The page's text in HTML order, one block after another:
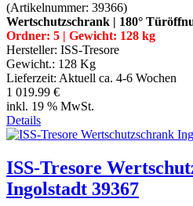
(Artikelnummer: 39366)
Wertschutzschrank | 180°
Ordner: 5 | Gewicht: 128 kg
Hersteller: ISS-Tresore
Gewicht.: 128 Kg
Lieferzeit: Aktuell ca. 4-6 Wochen
1 019.99 €
inkl. 19 % MwSt.
Details
ISS-Tresore
Ingolstadt 39367